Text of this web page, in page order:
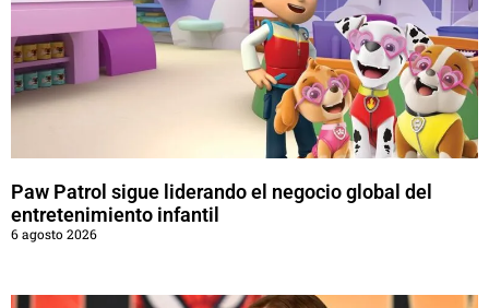
Paw Patrol sigue liderando el negocio global del
entretenimiento infantil
6 agosto 2026